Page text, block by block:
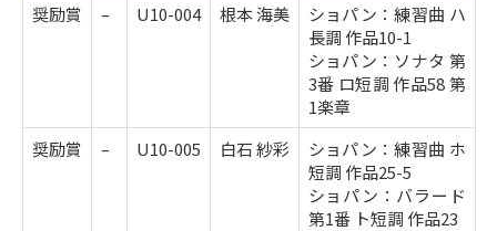
奨励賞
– U10-004 根本 海美
ショパン：練習曲 ハ
長調 作品10-1
ショパン：ソナタ 第
3番 ロ短調 作品58 第
1楽章
奨励賞
– U10-005 白石 紗彩
ショパン：練習曲 ホ
短調 作品25-5
ショパン：バラード
第1番 ト短調 作品23